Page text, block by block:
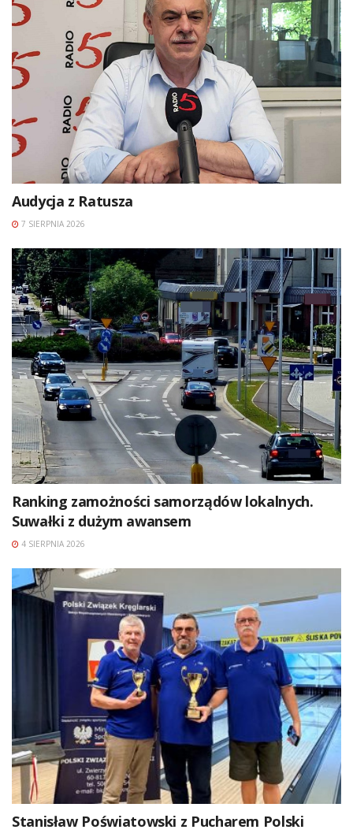
Audycja z Ratusza
7 SIERPNIA 2026
Ranking zamożności samorządów lokalnych.
Suwałki z dużym awansem
4 SIERPNIA 2026
Stanisław Poświatowski z Pucharem Polski